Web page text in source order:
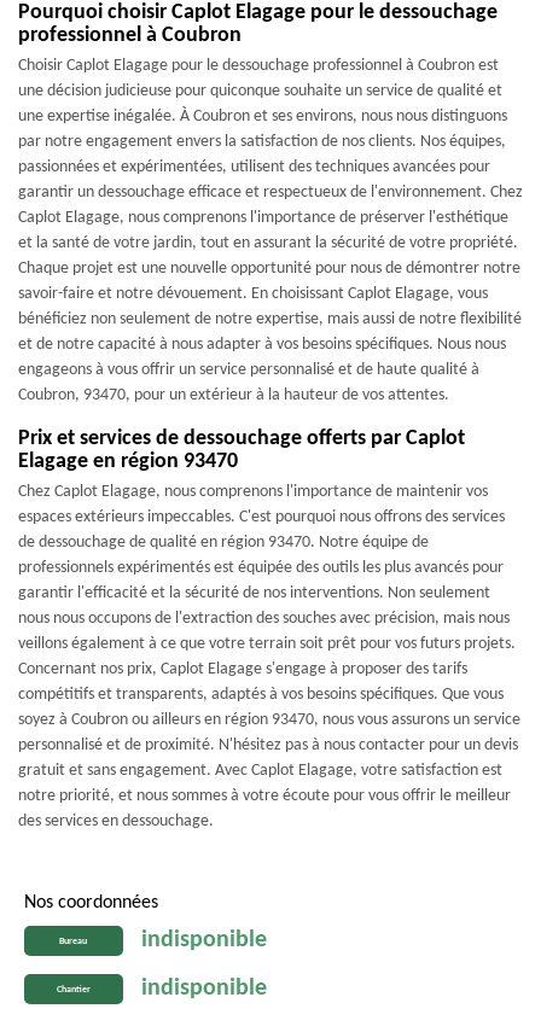
Pourquoi choisir Caplot Elagage pour le dessouchage
professionnel à Coubron
Choisir Caplot Elagage pour le dessouchage professionnel à Coubron est
une décision judicieuse pour quiconque souhaite un service de qualité et
une expertise inégalée. À Coubron et ses environs, nous nous distinguons
par notre engagement envers la satisfaction de nos clients. Nos équipes,
passionnées et expérimentées, utilisent des techniques avancées pour
garantir un dessouchage efficace et respectueux de l'environnement. Chez
Caplot Elagage, nous comprenons l'importance de préserver l'esthétique
et la santé de votre jardin, tout en assurant la sécurité de votre propriété.
Chaque projet est une nouvelle opportunité pour nous de démontrer notre
savoir-faire et notre dévouement. En choisissant Caplot Elagage, vous
bénéficiez non seulement de notre expertise, mais aussi de notre flexibilité
et de notre capacité à nous adapter à vos besoins spécifiques. Nous nous
engageons à vous offrir un service personnalisé et de haute qualité à
Coubron, 93470, pour un extérieur à la hauteur de vos attentes.
Prix et services de dessouchage offerts par Caplot
Elagage en région 93470
Chez Caplot Elagage, nous comprenons l'importance de maintenir vos
espaces extérieurs impeccables. C'est pourquoi nous offrons des services
de dessouchage de qualité en région 93470. Notre équipe de
professionnels expérimentés est équipée des outils les plus avancés pour
garantir l'efficacité et la sécurité de nos interventions. Non seulement
nous nous occupons de l'extraction des souches avec précision, mais nous
veillons également à ce que votre terrain soit prêt pour vos futurs projets.
Concernant nos prix, Caplot Elagage s'engage à proposer des tarifs
compétitifs et transparents, adaptés à vos besoins spécifiques. Que vous
soyez à Coubron ou ailleurs en région 93470, nous vous assurons un service
personnalisé et de proximité. N'hésitez pas à nous contacter pour un devis
gratuit et sans engagement. Avec Caplot Elagage, votre satisfaction est
notre priorité, et nous sommes à votre écoute pour vous offrir le meilleur
des services en dessouchage.
Nos coordonnées
Bureau indisponible
Chantier indisponible